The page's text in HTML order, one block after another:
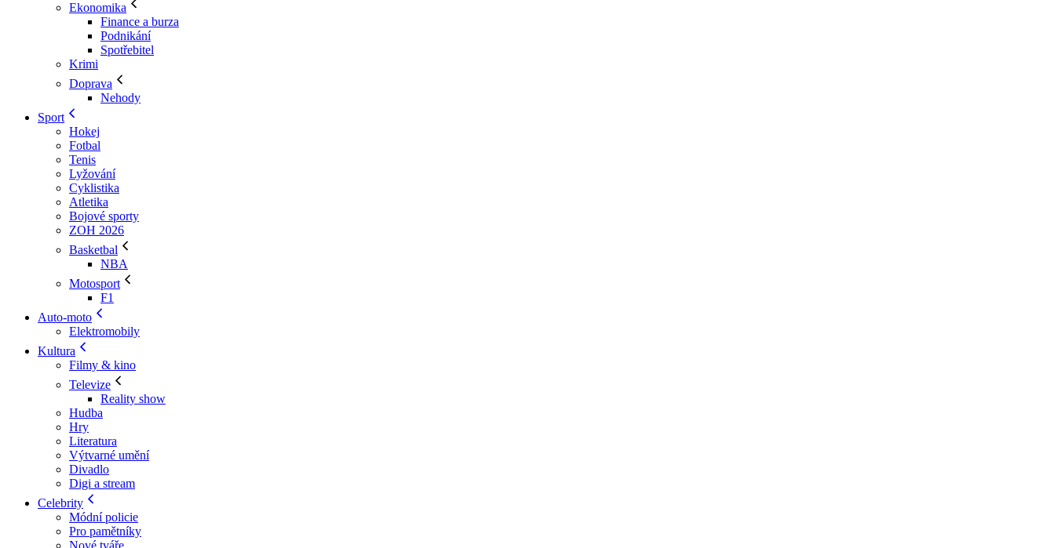
Ekonomika
Finance a burza
Podnikání
Spotřebitel
Krimi
Doprava
Nehody
Sport
Hokej
Fotbal
Tenis
Lyžování
Cyklistika
Atletika
Bojové sporty
ZOH 2026
Basketbal
NBA
Motosport
F1
Auto-moto
Elektromobily
Kultura
Filmy & kino
Televize
Reality show
Hudba
Hry
Literatura
Výtvarné umění
Divadlo
Digi a stream
Celebrity
Módní policie
Pro pamětníky
Nové tváře